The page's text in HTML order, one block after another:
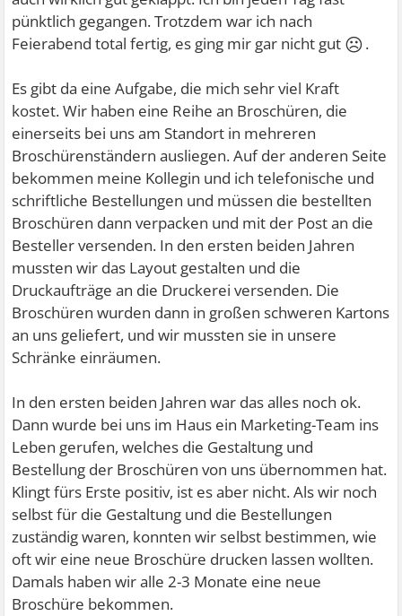
pünktlich gegangen. Trotzdem war ich nach
Feierabend total fertig, es ging mir gar nicht gut ☹.
Es gibt da eine Aufgabe, die mich sehr viel Kraft
kostet. Wir haben eine Reihe an Broschüren, die
einerseits bei uns am Standort in mehreren
Broschürenständern ausliegen. Auf der anderen Seite
bekommen meine Kollegin und ich telefonische und
schriftliche Bestellungen und müssen die bestellten
Broschüren dann verpacken und mit der Post an die
Besteller versenden. In den ersten beiden Jahren
mussten wir das Layout gestalten und die
Druckaufträge an die Druckerei versenden. Die
Broschüren wurden dann in großen schweren Kartons
an uns geliefert, und wir mussten sie in unsere
Schränke einräumen.
In den ersten beiden Jahren war das alles noch ok.
Dann wurde bei uns im Haus ein Marketing-Team ins
Leben gerufen, welches die Gestaltung und
Bestellung der Broschüren von uns übernommen hat.
Klingt fürs Erste positiv, ist es aber nicht. Als wir noch
selbst für die Gestaltung und die Bestellungen
zuständig waren, konnten wir selbst bestimmen, wie
oft wir eine neue Broschüre drucken lassen wollten.
Damals haben wir alle 2-3 Monate eine neue
Broschüre bekommen.